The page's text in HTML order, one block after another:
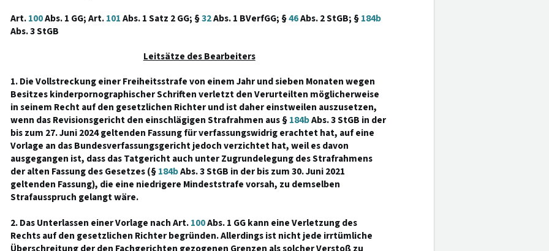
Art.100Abs. 1 GG; Art.101Abs. 1 Satz 2 GG; §32Abs. 1 BVerfGG; §46Abs. 2 StGB; §184b
Abs. 3 StGB
Leitsätze des Bearbeiters
1. Die Vollstreckung einer Freiheitsstrafe von einem Jahr und sieben Monaten wegen
Besitzes kinderpornographischer Schriften verletzt den Verurteilten möglicherweise
in seinem Recht auf den gesetzlichen Richter und ist daher einstweilen auszusetzen,
wenn das Revisionsgericht den einschlägigen Strafrahmen aus §184bAbs. 3 StGB in der
bis zum 27. Juni 2024 geltenden Fassung für verfassungswidrig erachtet hat, auf eine
Vorlage an das Bundesverfassungsgericht jedoch verzichtet hat, weil es davon
ausgegangen ist, dass das Tatgericht auch unter Zugrundelegung des Strafrahmens
der alten Fassung des Gesetzes (§184bAbs. 3 StGB in der bis zum 30. Juni 2021
geltenden Fassung), die eine niedrigere Mindeststrafe vorsah, zu demselben
Strafausspruch gelangt wäre.
2. Das Unterlassen einer Vorlage nach Art.100Abs. 1 GG kann eine Verletzung des
Rechts auf den gesetzlichen Richter begründen. Allerdings ist nicht jede irrtümliche